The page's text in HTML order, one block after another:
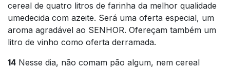
cereal de quatro litros de farinha da melhor qualidade
umedecida com azeite. Será uma oferta especial, um
aroma agradável ao SENHOR. Ofereçam também um
litro de vinho como oferta derramada.
14 Nesse dia, não comam pão algum, nem cereal